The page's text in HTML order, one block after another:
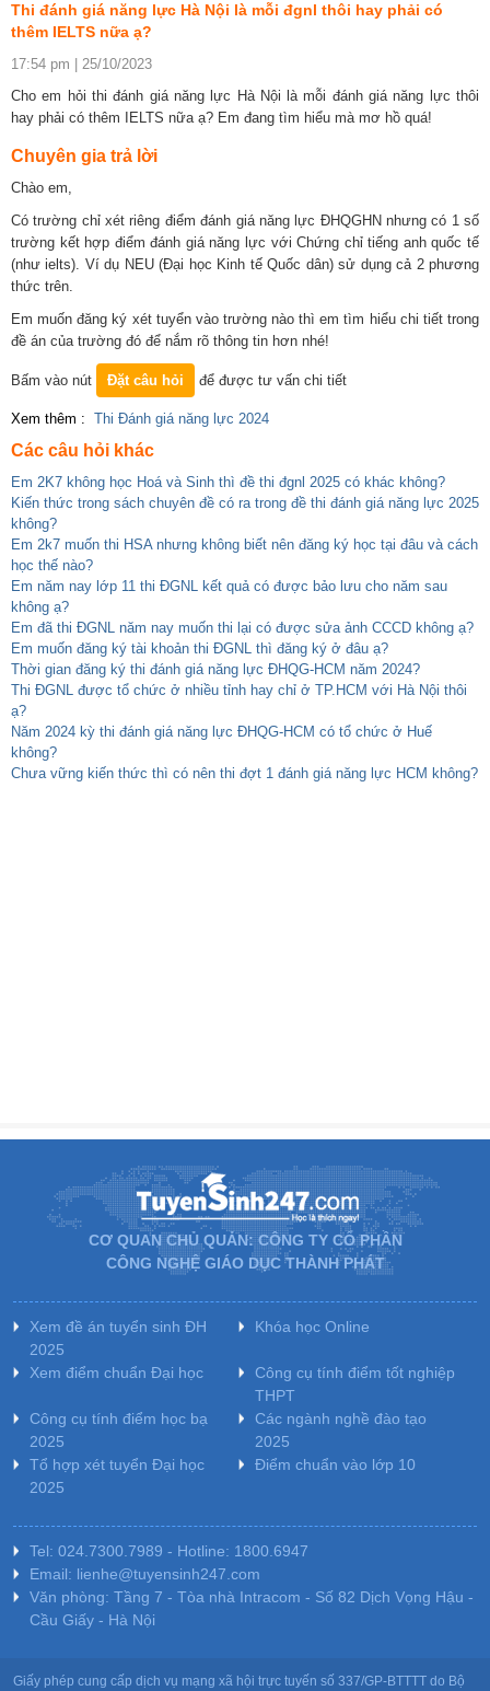
Thi đánh giá năng lực Hà Nội là mỗi đgnl thôi hay phải có
thêm IELTS nữa ạ?
17:54 pm | 25/10/2023
Cho em hỏi thi đánh giá năng lực Hà Nội là mỗi đánh giá năng lực thôi
hay phải có thêm IELTS nữa ạ? Em đang tìm hiểu mà mơ hồ quá!
Chuyên gia trả lời
Chào em,
Có trường chỉ xét riêng điểm đánh giá năng lực ĐHQGHN nhưng có 1 số
trường kết hợp điểm đánh giá năng lực với Chứng chỉ tiếng anh quốc tế
(như ielts). Ví dụ NEU (Đại học Kinh tế Quốc dân) sử dụng cả 2 phương
thức trên.
Em muốn đăng ký xét tuyển vào trường nào thì em tìm hiểu chi tiết trong
đề án của trường đó để nắm rõ thông tin hơn nhé!
Bấm vào nút Đặt câu hỏi để được tư vấn chi tiết
Xem thêm : Thi Đánh giá năng lực 2024
Các câu hỏi khác
Em 2K7 không học Hoá và Sinh thì đề thi đgnl 2025 có khác không?
Kiến thức trong sách chuyên đề có ra trong đề thi đánh giá năng lực 2025
không?
Em 2k7 muốn thi HSA nhưng không biết nên đăng ký học tại đâu và cách
học thế nào?
Em năm nay lớp 11 thi ĐGNL kết quả có được bảo lưu cho năm sau
không ạ?
Em đã thi ĐGNL năm nay muốn thi lại có được sửa ảnh CCCD không ạ?
Em muốn đăng ký tài khoản thi ĐGNL thì đăng ký ở đâu ạ?
Thời gian đăng ký thi đánh giá năng lực ĐHQG-HCM năm 2024?
Thi ĐGNL được tổ chức ở nhiều tỉnh hay chỉ ở TP.HCM với Hà Nội thôi
ạ?
Năm 2024 kỳ thi đánh giá năng lực ĐHQG-HCM có tổ chức ở Huế
không?
Chưa vững kiến thức thì có nên thi đợt 1 đánh giá năng lực HCM không?
CƠ QUAN CHỦ QUẢN: CÔNG TY CỔ PHẦN
CÔNG NGHỆ GIÁO DỤC THÀNH PHÁT
Xem đề án tuyển sinh ĐH
2025
Khóa học Online
Xem điểm chuẩn Đại học
Công cụ tính điểm tốt nghiệp
THPT
Công cụ tính điểm học bạ
2025
Các ngành nghề đào tạo
2025
Tổ hợp xét tuyển Đại học
2025
Điểm chuẩn vào lớp 10
Tel: 024.7300.7989 - Hotline: 1800.6947
Email: lienhe@tuyensinh247.com
Văn phòng: Tầng 7 - Tòa nhà Intracom - Số 82 Dịch Vọng Hậu -
Cầu Giấy - Hà Nội
Giấy phép cung cấp dịch vụ mạng xã hội trực tuyến số 337/GP-BTTTT do Bộ